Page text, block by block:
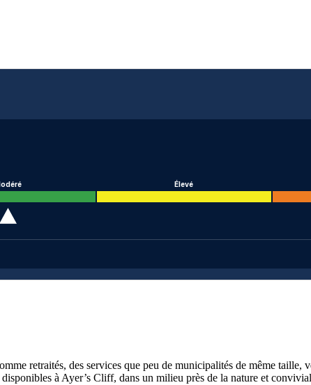
Élevé
retraités, des services que peu de municipalités de même
à Ayer’s Cliff, dans un milieu près de la nature et